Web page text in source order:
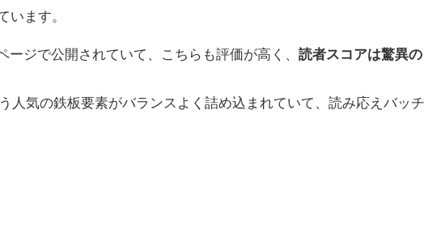
います。
ージで公開されていて、こちらも評価が高く、読者スコアは驚異の
人気の鉄板要素がバランスよく詰め込まれていて、読み応えバッチ